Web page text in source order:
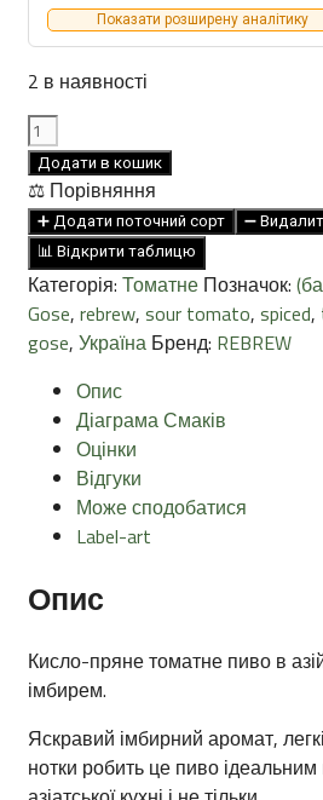
Показати розширену аналітику
2 в наявності
REBREW
KOTOMATO
GINGER
TOMATO
GOSE
5%
330ml
кількість
Додати в кошик
⚖️ Порівняння
➕ Додати поточний сорт
➖
📊 Відкрити таблицю
Категорія: Томатне Позначок:
Gose, rebrew, sour tomato, spiced,
gose, Україна Бренд: REBREW
Опис
Діаграма Смаків
Оцінки
Відгуки
Може сподобатися
Label-art
Опис
Кисло-пряне томатне пиво в
імбирем.
Яскравий імбирний аромат,
нотки робить це пиво